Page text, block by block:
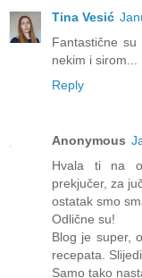
Tina Vesić
Fantastične
nekim i sirom...
Reply
Anonymous
Hvala ti na
prekjučer, za
ostatak smo
Odlične su!
Blog je super,
recepata.
Samo tako